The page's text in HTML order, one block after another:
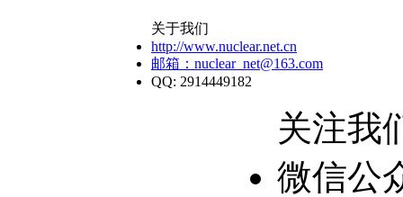
关于我们
http://www.nuclear.net.cn
邮箱：nuclear_net@163.com
QQ: 2914449182
关注我
微信公